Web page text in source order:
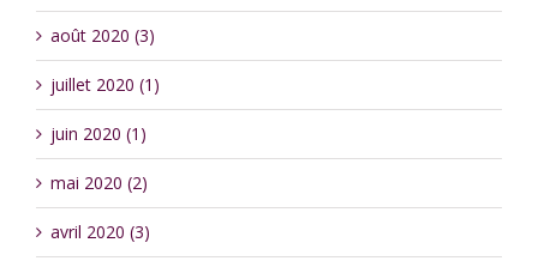
août 2020 (3)
juillet 2020 (1)
juin 2020 (1)
mai 2020 (2)
avril 2020 (3)